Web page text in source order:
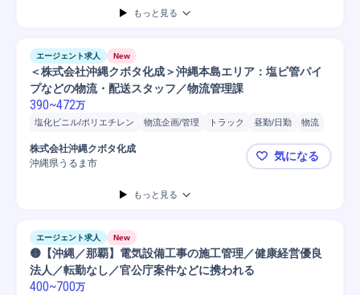
もっと見る
エージェント求人 New
＜株式会社沖縄クボタ化成＞沖縄本島エリア：塩ビ管パイ
プなどの物流・配送スタッフ／物流管理課
390~472万
塩化ビニル/ポリエチレン 物流企画/管理 トラック 昼勤/日勤
物流
フォークリフト
準中型自動車
株式会社沖縄クボタ化成
沖縄県うるま市
＜株式会社
気になる
もっと見る
エージェント求人 New
🟡【沖縄／那覇】電気設備工事の施工管理／健康経営優良
法人／転勤なし／官公庁案件などに携われる
400~700万